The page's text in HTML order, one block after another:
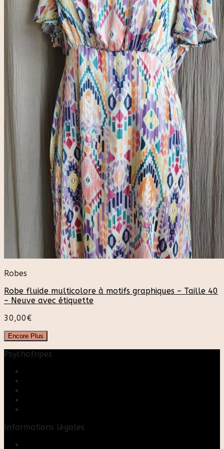
Robes
Robe fluide multicolore à motifs graphiques – Taille 40
– Neuve avec étiquette
30,00€
Encore Plus
Psychofripes
Informations légales